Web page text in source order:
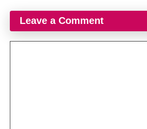
Leave a Comment